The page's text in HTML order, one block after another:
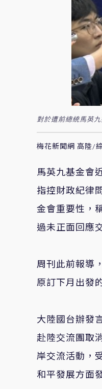
對於遭前總統馬英
梅花新聞網 高陸/
馬英九基金會
指控財政紀律
金會重要性，
過未正面回應
周刊此前報導
原訂下月出發
大陸國台辦發
赴陸交流團取
岸交流活動，
和平發展方面